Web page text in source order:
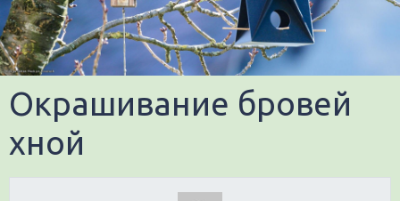
Окрашивание бровей
хной